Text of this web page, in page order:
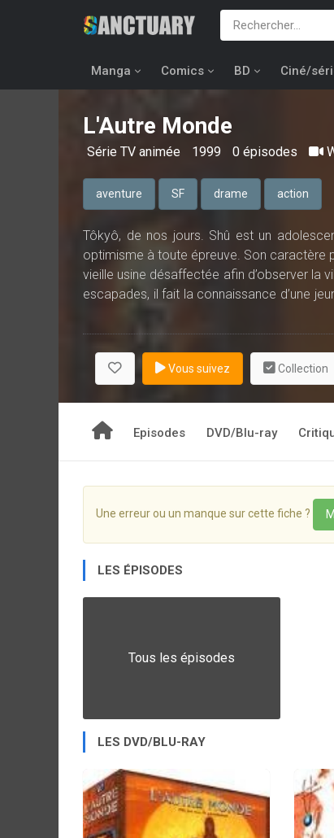
Manga Comics BD Ciné/
L'Autre Monde
Série TV animée 1999 0 épisodes
aventure SF drame action
Tôkyô, de nos jours. Shû est un
optimisme à toute épreuve. Son caractère
vieille usine désaffectée afin d’observer la
escapades, il fait la connaissance d’une
avec insistance le soleil. D’étranges
en ouvrant une faille temporelle dans
Vous suivez Collection
Episodes DVD/Blu-ray
Une erreur ou un manque sur cette fiche ?
LES ÉPISODES
Tous les épisodes
LES DVD/BLU-RAY